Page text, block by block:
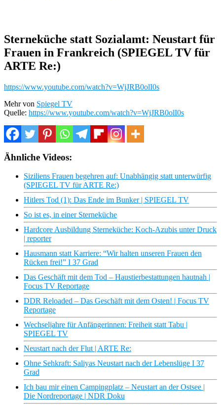
Sterneküche statt Sozialamt: Neustart für
Frauen in Frankreich (SPIEGEL TV für
ARTE Re:)
https://www.youtube.com/watch?v=WjJRB0olI0s
Mehr von Spiegel TV
Quelle: https://www.youtube.com/watch?v=WjJRB0olI0s
Ähnliche Videos:
Siziliens Frauen begehren auf: Unabhängig statt unterwürfig
(SPIEGEL TV für ARTE Re:)
Hitlers Tod (1): Das Ende im Bunker | SPIEGEL TV
So ist es, in einer Sterneküche
Hardcore Ausbildung Sterneküche: Koch-Azubis unter Druck
| reporter
Hausmann statt Karriere: “Wir halten unseren Frauen den
Rücken frei!” I 37 Grad
Das Geschäft mit dem Tod – Haustierbestattungen hautnah |
Focus TV Reportage
DDR Reloaded – Das Geschäft mit dem Osten! | Focus TV
Reportage
Wechseljahre für Anfängerinnen: Freiheit statt Tabu |
SPIEGEL TV
Neustart nach der Flut | ARTE Re:
Ohne Sehkraft: Saliyas Neustart nach der Lebenslüge I 37
Grad
Ich bau mir einen Campingplatz – Neustart an der Ostsee |
Die Nordreportage | NDR Doku